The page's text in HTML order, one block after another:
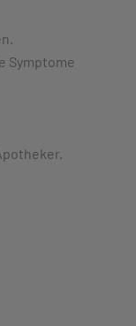
Symptome